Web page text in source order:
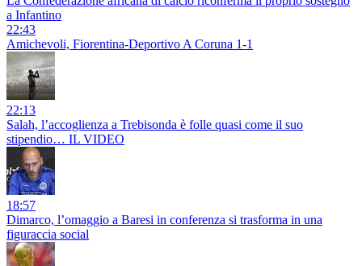
a Infantino
22:43
Amichevoli, Fiorentina-Deportivo A Coruna 1-1
22:13
Salah, l’accoglienza a Trebisonda è folle quasi come il suo
stipendio… IL VIDEO
18:57
Dimarco, l’omaggio a Baresi in conferenza si trasforma in una
figuraccia social